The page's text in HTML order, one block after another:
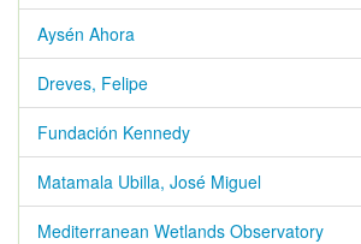
Aysén Ahora
Dreves, Felipe
Fundación Kennedy
Matamala Ubilla, José Miguel
Mediterranean Wetlands Observatory